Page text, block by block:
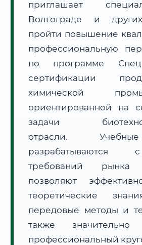
• Маршрут транзита:~2 693 км
📜 Документы и аккредитация
🔍 Нажмите на документ для
приглашает
Волгограде и
пройти повышение
профессиональную
по программе
сертификации
химической
ориентированной на
задачи
отрасли.
разрабатываются
требований
позволяют
теоретические
передовые методы и
также значительно
профессиональный